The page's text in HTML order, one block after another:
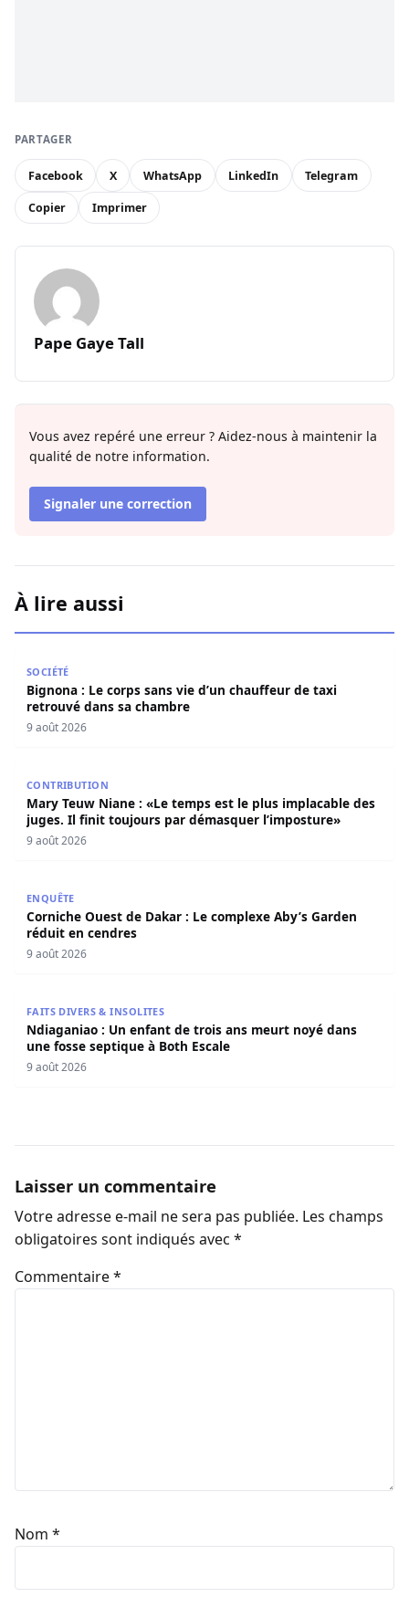
PARTAGER
Facebook X WhatsApp LinkedIn Telegram
Copier Imprimer
Pape Gaye Tall
Vous avez repéré une erreur ? Aidez-nous à maintenir la
qualité de notre information.
Signaler une correction
À lire aussi
SOCIÉTÉ
Bignona : Le corps sans vie d’un chauffeur de taxi
retrouvé dans sa chambre
9 août 2026
CONTRIBUTION
Mary Teuw Niane : «Le temps est le plus implacable des
juges. Il finit toujours par démasquer l’imposture»
9 août 2026
ENQUÊTE
Corniche Ouest de Dakar : Le complexe Aby’s Garden
réduit en cendres
9 août 2026
FAITS DIVERS & INSOLITES
Ndiaganiao : Un enfant de trois ans meurt noyé dans
une fosse septique à Both Escale
9 août 2026
Laisser un commentaire
Votre adresse e-mail ne sera pas publiée. Les champs
obligatoires sont indiqués avec *
Commentaire*
Nom *